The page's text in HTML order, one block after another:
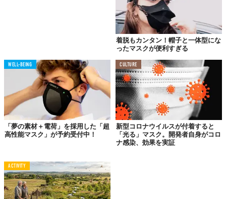
着脱もカンタン！帽子と一体型にな
ったマスクが便利すぎる
WELL-BEING
「夢の素材＋電荷」を採用した「超
高性能マスク」が予約受付中！
CULTURE
新型コロナウイルスが付着すると
「光る」マスク。開発者自身がコロ
ナ感染、効果を実証
ACTIVITY